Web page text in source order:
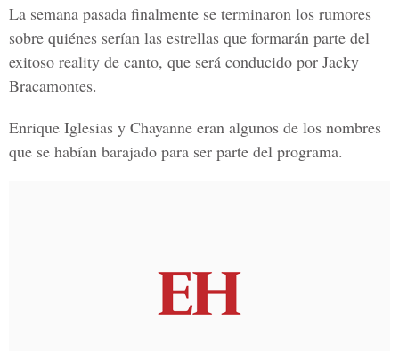
La semana pasada finalmente se terminaron los rumores
sobre quiénes serían las estrellas que formarán parte del
exitoso reality de canto, que será conducido por Jacky
Bracamontes.
Enrique Iglesias y Chayanne eran algunos de los nombres
que se habían barajado para ser parte del programa.